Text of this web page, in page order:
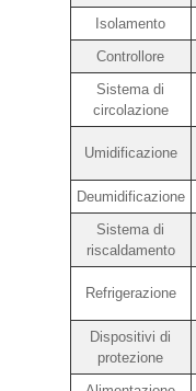
Isolamento
Controllore
Sistema di
circolazione
Umidificazione
Deumidificazione
Sistema di
riscaldamento
Refrigerazione
Dispositivi di
protezione